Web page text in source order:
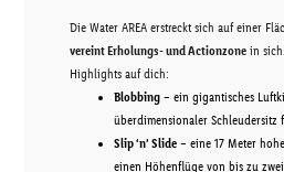
Die Water AREA erstreckt sich auf einer
vereint Erholungs- und Actionzone in
Highlights auf dich:
Blobbing – ein gigantisches
überdimensionaler Schleudersitz
Slip ‘n’ Slide – eine 17 Meter
einen Höhenflüge von bis zu